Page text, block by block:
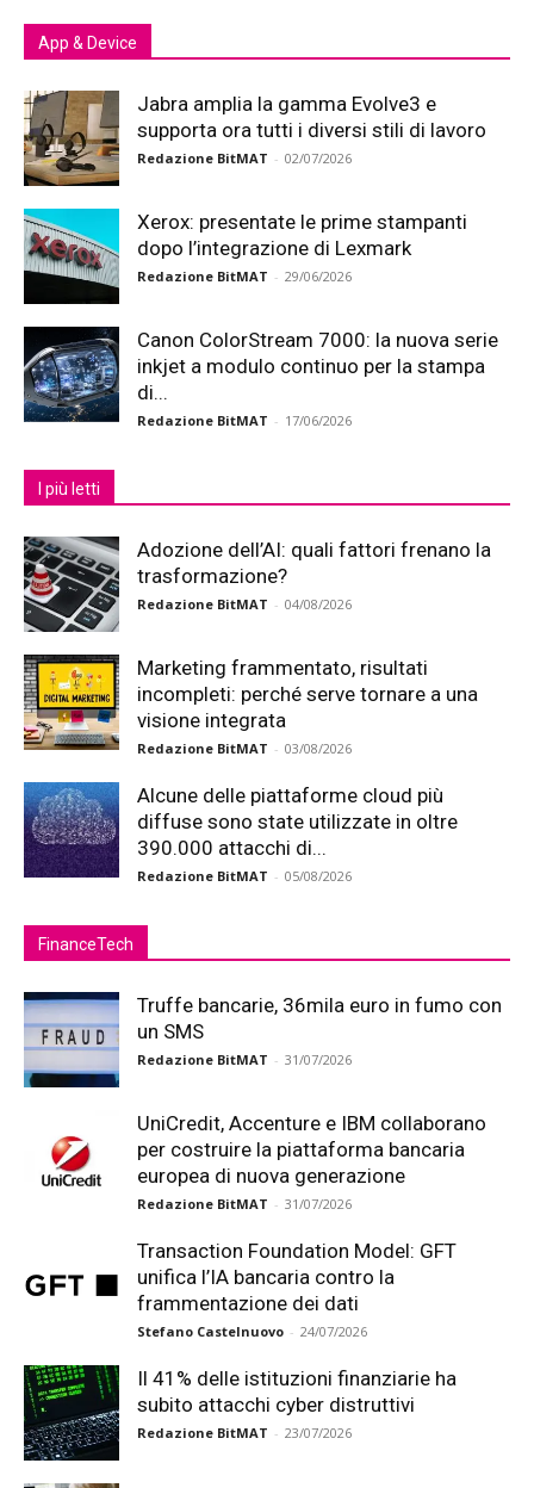
App & Device
Jabra amplia la gamma Evolve3 e
supporta ora tutti i diversi stili di lavoro
Redazione BitMAT - 02/07/2026
Xerox: presentate le prime stampanti
dopo l’integrazione di Lexmark
Redazione BitMAT - 29/06/2026
Canon ColorStream 7000: la nuova serie
inkjet a modulo continuo per la stampa
di...
Redazione BitMAT - 17/06/2026
I più letti
Adozione dell’AI: quali fattori frenano la
trasformazione?
Redazione BitMAT - 04/08/2026
Marketing frammentato, risultati
incompleti: perché serve tornare a una
visione integrata
Redazione BitMAT - 03/08/2026
Alcune delle piattaforme cloud più
diffuse sono state utilizzate in oltre
390.000 attacchi di...
Redazione BitMAT - 05/08/2026
FinanceTech
Truffe bancarie, 36mila euro in fumo con
un SMS
Redazione BitMAT - 31/07/2026
UniCredit, Accenture e IBM collaborano
per costruire la piattaforma bancaria
europea di nuova generazione
Redazione BitMAT - 31/07/2026
Transaction Foundation Model: GFT
unifica l’IA bancaria contro la
frammentazione dei dati
Stefano Castelnuovo - 24/07/2026
Il 41% delle istituzioni finanziarie ha
subito attacchi cyber distruttivi
Redazione BitMAT - 23/07/2026